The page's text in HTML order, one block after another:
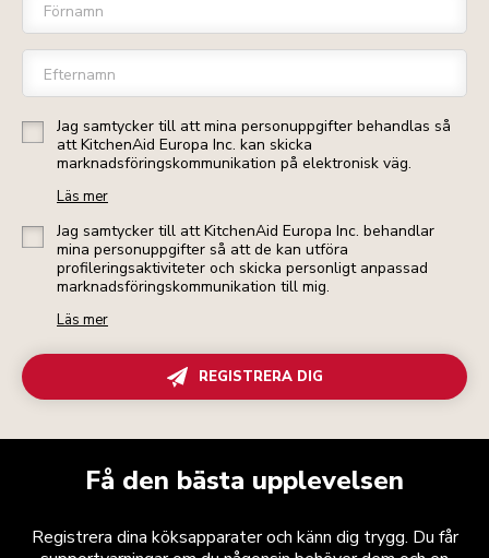
Förnamn
Efternamn
Jag samtycker till att mina personuppgifter behandlas så
att KitchenAid Europa Inc. kan skicka
marknadsföringskommunikation på elektronisk väg.
Läs mer
Jag samtycker till att KitchenAid Europa Inc. behandlar
mina personuppgifter så att de kan utföra
profileringsaktiviteter och skicka personligt anpassad
marknadsföringskommunikation till mig.
Läs mer
REGISTRERA DIG
Få den bästa upplevelsen
Registrera dina köksapparater och känn dig trygg. Du får